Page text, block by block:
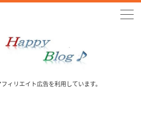
ィリエイト広告を利用しています。